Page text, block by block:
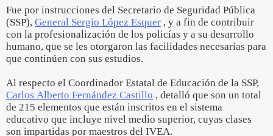
Fue por instrucciones del Secretario de Seguridad Pública
(SSP), General Sergio López Esquer , y a fin de contribuir
con la profesionalización de los policías y a su desarrollo
humano, que se les otorgaron las facilidades necesarias para
que continúen con sus estudios.
Al respecto el Coordinador Estatal de Educación de la SSP,
Carlos Alberto Fernández Castillo , detalló que son un total
de 215 elementos que están inscritos en el sistema
educativo que incluye nivel medio superior, cuyas clases
son impartidas por maestros del IVEA.